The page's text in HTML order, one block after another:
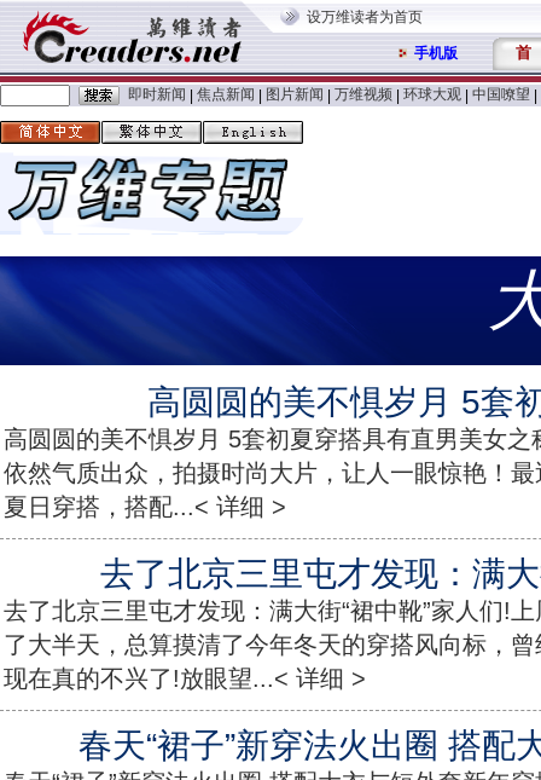
设万维读者为首页
手机版 首
即时新闻 焦点新闻 图片新闻 万维视频 环球大观 中国嘹望
高圆圆的美不惧岁月 5套
高圆圆的美不惧岁月 5套初夏穿搭具有直男美女
依然气质出众，拍摄时尚大片，让人一眼惊艳！
夏日穿搭，搭配...< 详细 >
去了北京三里屯才发现：满大
去了北京三里屯才发现：满大街“裙中靴”家人们!
了大半天，总算摸清了今年冬天的穿搭风向标，
现在真的不兴了!放眼望...< 详细 >
春天“裙子”新穿法火出圈 搭配